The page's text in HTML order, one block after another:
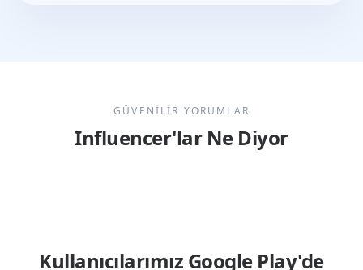
GÜVENİLİR YORUMLAR
Influencer'lar Ne Diyor
Kullanıcılarımız Google Play'de